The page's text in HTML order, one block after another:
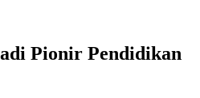
Pionir Pendidikan